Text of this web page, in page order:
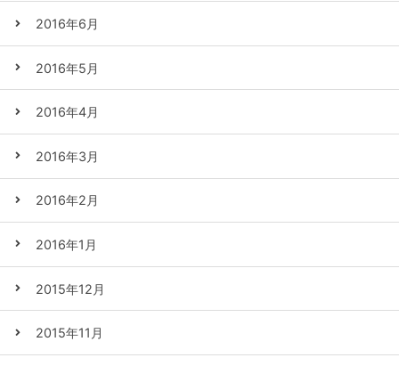
2016年6月
2016年5月
2016年4月
2016年3月
2016年2月
2016年1月
2015年12月
2015年11月